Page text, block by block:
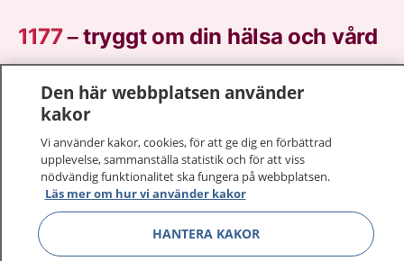
1177–tryggt om din hälsa och vård
sjukdomar och vilka mottagningar du kan kontakta.
Logga in för att läsa din journal och göra dina
vårdärenden. Ring telefonnummer 1177 för
sjukvårdsrådgivning dygnet runt.
1177 ger dig råd när du vill må bättre.
Den här webbplatsen använder
kakor
Vi använder kakor, cookies, för att ge dig en förbättrad
upplevelse, sammanställa statistik och för att viss
nödvändig funktionalitet ska fungera på webbplatsen.
Läs mer om hur vi använder kakor
HANTERA KAKOR